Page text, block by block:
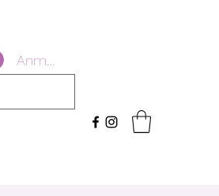
Anmelden